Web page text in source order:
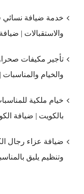
خدمة ضيافة نسائي
والاستقبالات |
تأجير مكيفات
والخيام
خيام ملكية
بالكويت | ضيافة
ضيافة عزاء رجال
وتنظيم يليق